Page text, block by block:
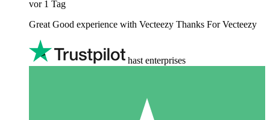
vor 1 Tag
Great Good experience with Vecteezy Thanks For Vecteezy
hast enterprises